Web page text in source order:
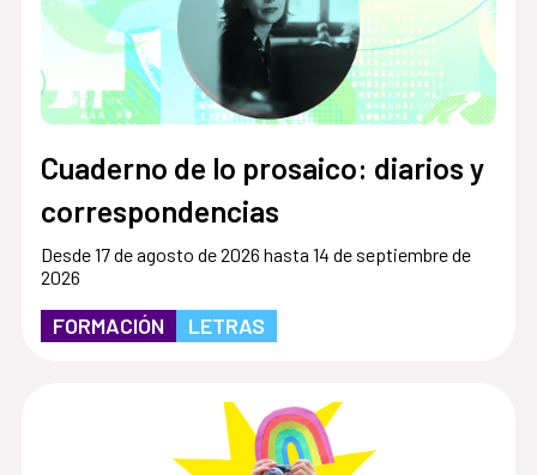
Cuaderno de lo prosaico: diarios y
correspondencias
Desde 17 de agosto de 2026 hasta 14 de septiembre de
2026
FORMACIÓN LETRAS